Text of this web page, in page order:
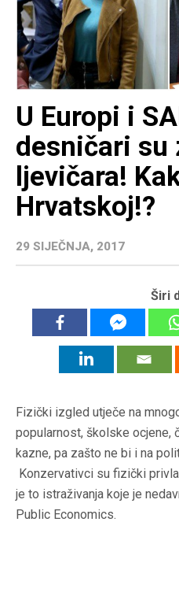
U Europi i
desničari su
ljevičara!
Hrvatskoj!?
29 SIJEČNJA, 2017
Širi
Fizički izgled utječe na
popularnost, školske ocjene,
kazne, pa zašto ne bi i na
Konzervativci su fizički
je to istraživanja koje je
Public Economics.